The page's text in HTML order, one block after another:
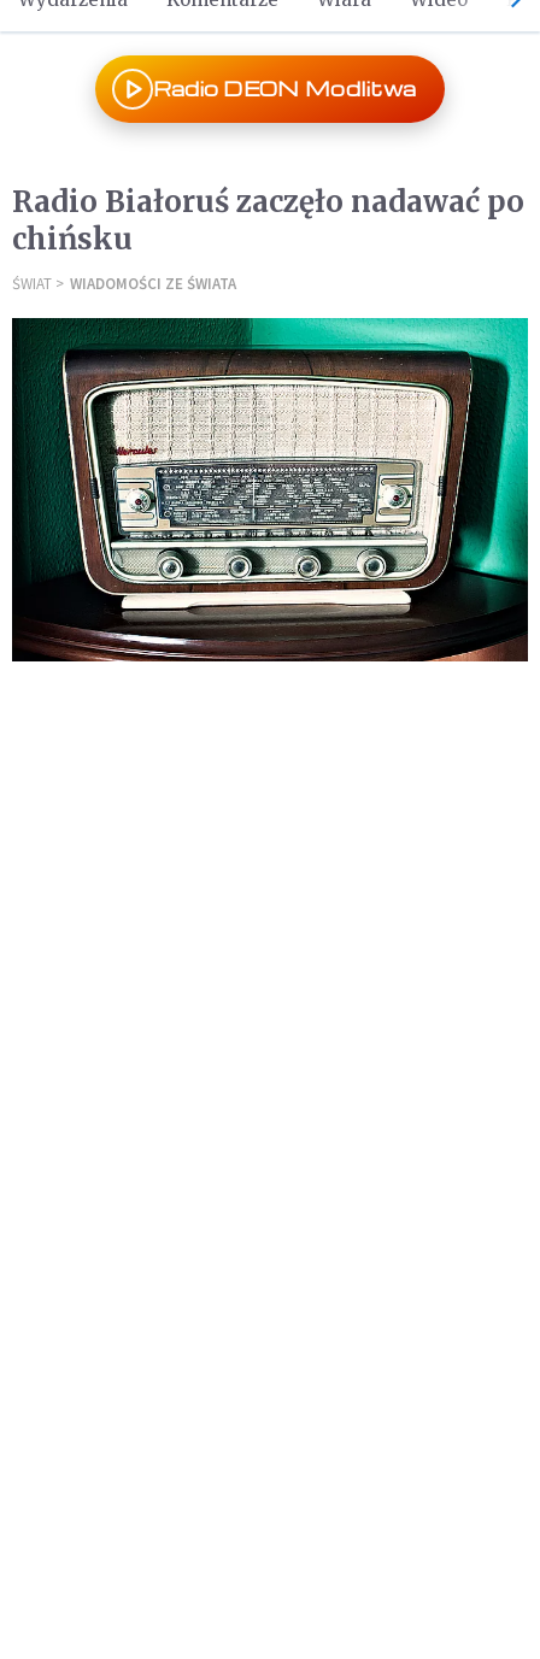
Radio DEON Modlitwa
Radio Białoruś zaczęło nadawać po
chińsku
ŚWIAT WIADOMOŚCI ZE ŚWIATA